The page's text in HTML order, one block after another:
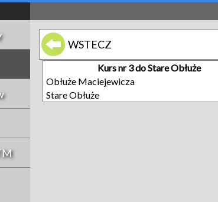
WSTECZ
Kurs nr 3 do Stare Obłuże
Obłuże Maciejewicza
Stare Obłuże